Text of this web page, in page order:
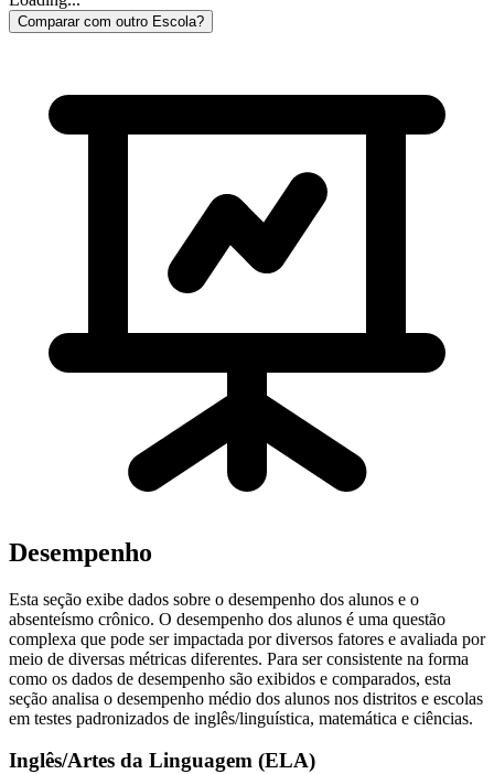
Comparar com outro Escola?
Desempenho
Esta seção exibe dados sobre o desempenho dos alunos e o
absenteísmo crônico. O desempenho dos alunos é uma questão
complexa que pode ser impactada por diversos fatores e avaliada por
meio de diversas métricas diferentes. Para ser consistente na forma
como os dados de desempenho são exibidos e comparados, esta
seção analisa o desempenho médio dos alunos nos distritos e escolas
em testes padronizados de inglês/linguística, matemática e ciências.
Inglês/Artes da Linguagem (ELA)